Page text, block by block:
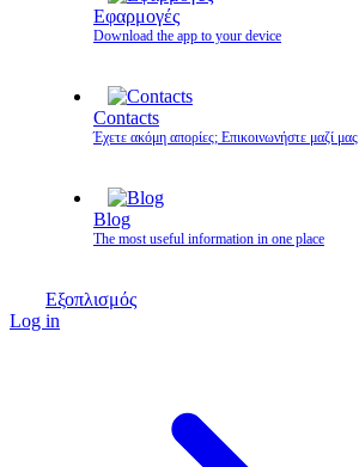
Εφαρμογές
Download the app to your device
Contacts
Έχετε ακόμη απορίες; Επικοινωνήστε μαζί μας
Blog
The most useful information in one place
Εξοπλισμός
Log in